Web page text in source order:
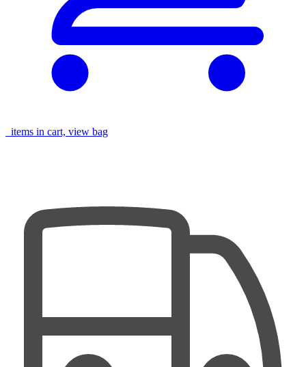
items in cart, view bag